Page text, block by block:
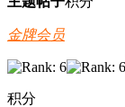
金牌会员
积分